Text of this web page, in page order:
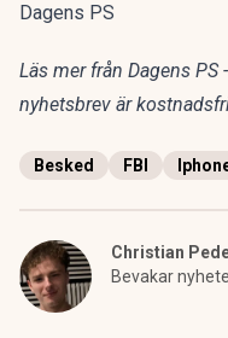
Dagens PS
Läs mer från Dagens PS
nyhetsbrev är
Besked FBI
Christian
Bevakar